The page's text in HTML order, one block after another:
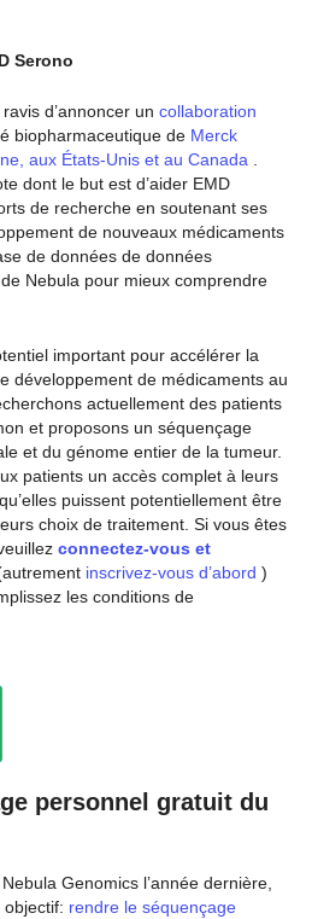
Serono
d’annoncer un collaboration
biopharmaceutique de Merck
aux États-Unis et au Canada
dont le but est d’aider EMD
de recherche en soutenant ses
de nouveaux médicaments
de données de données
Nebula pour mieux comprendre
important pour accélérer la
développement de médicaments au
actuellement des patients
et proposons un séquençage
et du génome entier de la tumeur.
patients un accès complet à leurs
puissent potentiellement être
choix de traitement. Si vous êtes
connectez-vous et
inscrivez-vous d’abord )
les conditions de
personnel gratuit du
Genomics l’année dernière,
rendre le séquençage